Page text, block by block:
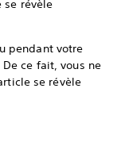
se révèle
pendant votre
ce fait, vous ne
se révèle